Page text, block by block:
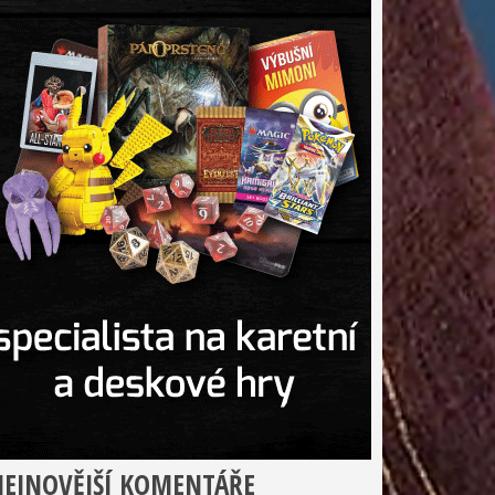
KOMENTÁŘE